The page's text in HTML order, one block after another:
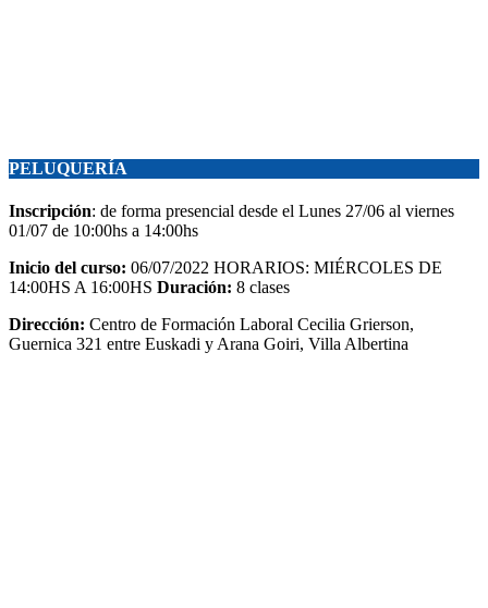
PELUQUERÍA
Inscripción: de forma presencial desde el Lunes 27/06 al viernes
01/07 de 10:00hs a 14:00hs
Inicio del curso: 06/07/2022 HORARIOS: MIÉRCOLES DE
14:00HS A 16:00HS Duración: 8 clases
Dirección: Centro de Formación Laboral Cecilia Grierson,
Guernica 321 entre Euskadi y Arana Goiri, Villa Albertina